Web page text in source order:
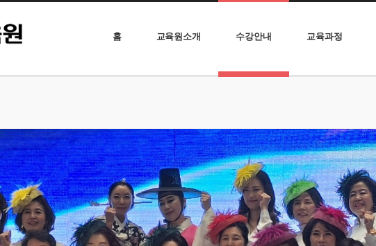
홈 교육원소개 수강안내 교육과정